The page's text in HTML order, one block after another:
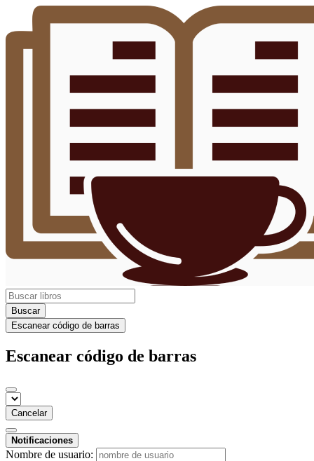
Buscar
Escanear código de barras
Escanear código de barras
Cancelar
Notificaciones
Nombre de usuario: